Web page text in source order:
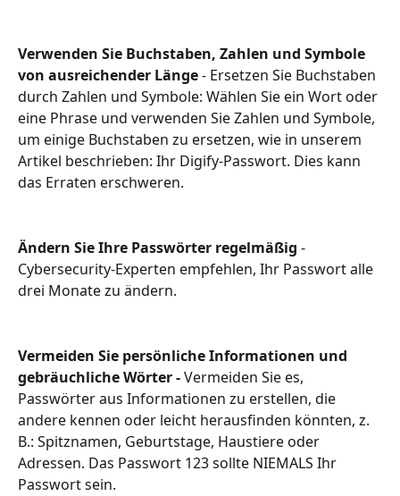
Verwenden Sie Buchstaben, Zahlen und Symbole
von ausreichender Länge - Ersetzen Sie Buchstaben
durch Zahlen und Symbole: Wählen Sie ein Wort oder
eine Phrase und verwenden Sie Zahlen und Symbole,
um einige Buchstaben zu ersetzen, wie in unserem
Artikel beschrieben: Ihr Digify-Passwort. Dies kann
das Erraten erschweren.
Ändern Sie Ihre Passwörter regelmäßig -
Cybersecurity-Experten empfehlen, Ihr Passwort alle
drei Monate zu ändern.
Vermeiden Sie persönliche Informationen und
gebräuchliche Wörter - Vermeiden Sie es,
Passwörter aus Informationen zu erstellen, die
andere kennen oder leicht herausfinden könnten, z.
B.: Spitznamen, Geburtstage, Haustiere oder
Adressen. Das Passwort 123 sollte NIEMALS Ihr
Passwort sein.